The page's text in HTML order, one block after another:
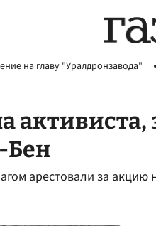
на главу "Уралдронзавода"
активиста,
Бен
арестовали за акцию